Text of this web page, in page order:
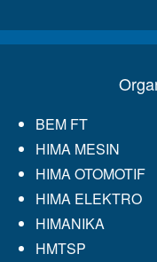
BEM FT
HIMA MESIN
HIMA OTOMOTIF
HIMA ELEKTRO
HIMANIKA
HMTSP